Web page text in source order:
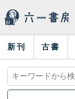
新刊 古書